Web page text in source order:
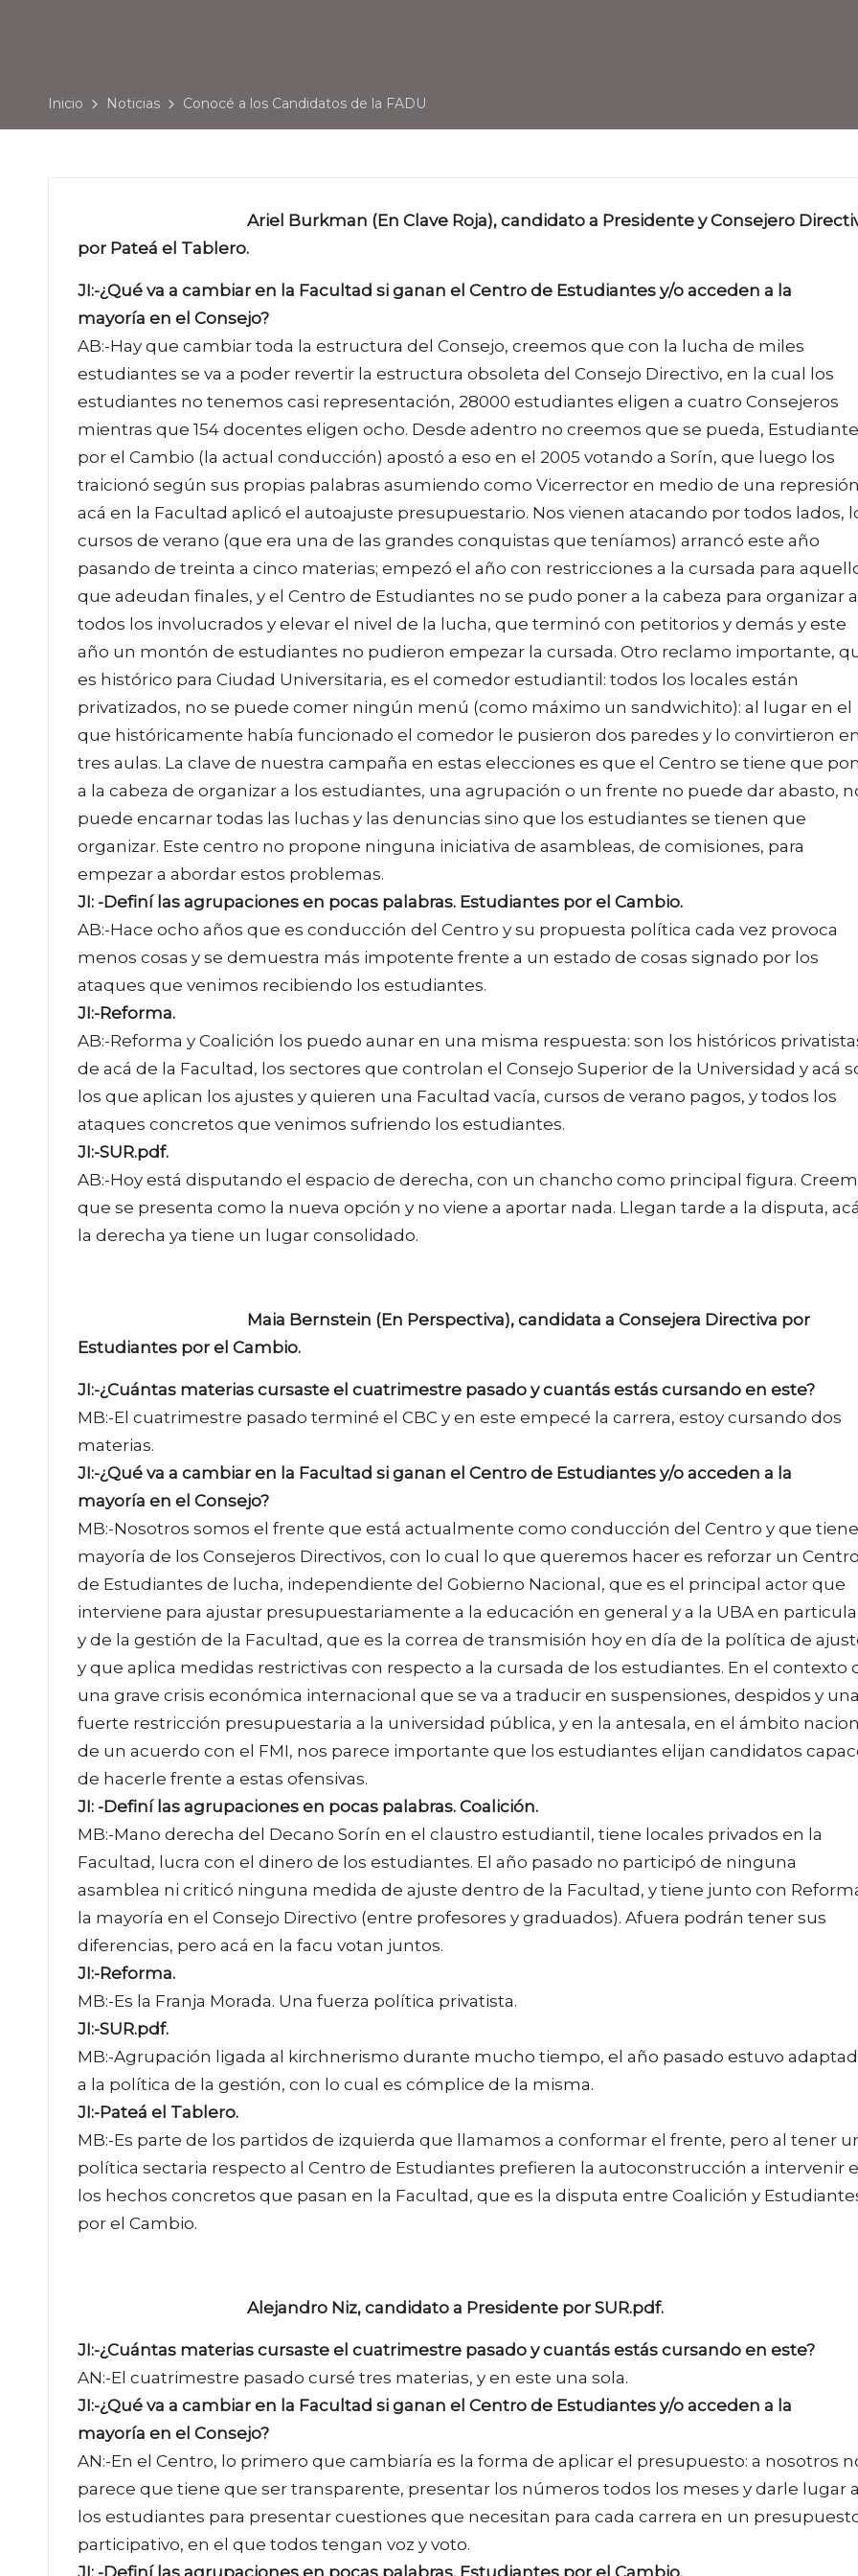
Inicio Noticias Conocé a los Candidatos de la FADU
Ariel Burkman (En Clave Roja), candidato a Presidente y Consejero
por Pateá el Tablero.
JI:-¿Qué va a cambiar en la Facultad si ganan el Centro de Estudiantes y/o acceden a la
mayoría en el Consejo?
AB:-Hay que cambiar toda la estructura del Consejo, creemos que con la lucha de miles
estudiantes se va a poder revertir la estructura obsoleta del Consejo Directivo, en la cual los
estudiantes no tenemos casi representación, 28000 estudiantes eligen a cuatro Consejeros
mientras que 154 docentes eligen ocho. Desde adentro no creemos que se pueda,
por el Cambio (la actual conducción) apostó a eso en el 2005 votando a Sorín, que luego los
traicionó según sus propias palabras asumiendo como Vicerrector en medio de una
acá en la Facultad aplicó el autoajuste presupuestario. Nos vienen atacando por todos lados,
cursos de verano (que era una de las grandes conquistas que teníamos) arrancó este año
pasando de treinta a cinco materias; empezó el año con restricciones a la cursada para
que adeudan finales, y el Centro de Estudiantes no se pudo poner a la cabeza para organizar a
todos los involucrados y elevar el nivel de la lucha, que terminó con petitorios y demás y este
año un montón de estudiantes no pudieron empezar la cursada. Otro reclamo importante,
es histórico para Ciudad Universitaria, es el comedor estudiantil: todos los locales están
privatizados, no se puede comer ningún menú (como máximo un sandwichito): al lugar en el
que históricamente había funcionado el comedor le pusieron dos paredes y lo convirtieron en
tres aulas. La clave de nuestra campaña en estas elecciones es que el Centro se tiene que
a la cabeza de organizar a los estudiantes, una agrupación o un frente no puede dar abasto,
puede encarnar todas las luchas y las denuncias sino que los estudiantes se tienen que
organizar. Este centro no propone ninguna iniciativa de asambleas, de comisiones, para
empezar a abordar estos problemas.
JI: -Definí las agrupaciones en pocas palabras. Estudiantes por el Cambio.
AB:-Hace ocho años que es conducción del Centro y su propuesta política cada vez provoca
menos cosas y se demuestra más impotente frente a un estado de cosas signado por los
ataques que venimos recibiendo los estudiantes.
JI:-Reforma.
AB:-Reforma y Coalición los puedo aunar en una misma respuesta: son los históricos
de acá de la Facultad, los sectores que controlan el Consejo Superior de la Universidad y acá
los que aplican los ajustes y quieren una Facultad vacía, cursos de verano pagos, y todos los
ataques concretos que venimos sufriendo los estudiantes.
JI:-SUR.pdf.
AB:-Hoy está disputando el espacio de derecha, con un chancho como principal figura.
que se presenta como la nueva opción y no viene a aportar nada. Llegan tarde a la disputa, acá
la derecha ya tiene un lugar consolidado.
Maia Bernstein (En Perspectiva), candidata a Consejera Directiva por
Estudiantes por el Cambio.
JI:-¿Cuántas materias cursaste el cuatrimestre pasado y cuantás estás cursando en este?
MB:-El cuatrimestre pasado terminé el CBC y en este empecé la carrera, estoy cursando dos
materias.
JI:-¿Qué va a cambiar en la Facultad si ganan el Centro de Estudiantes y/o acceden a la
mayoría en el Consejo?
MB:-Nosotros somos el frente que está actualmente como conducción del Centro y que
mayoría de los Consejeros Directivos, con lo cual lo que queremos hacer es reforzar un Centro
de Estudiantes de lucha, independiente del Gobierno Nacional, que es el principal actor que
interviene para ajustar presupuestariamente a la educación en general y a la UBA en
y de la gestión de la Facultad, que es la correa de transmisión hoy en día de la política de
y que aplica medidas restrictivas con respecto a la cursada de los estudiantes. En el contexto
una grave crisis económica internacional que se va a traducir en suspensiones, despidos y una
fuerte restricción presupuestaria a la universidad pública, y en la antesala, en el ámbito
de un acuerdo con el FMI, nos parece importante que los estudiantes elijan candidatos
de hacerle frente a estas ofensivas.
JI: -Definí las agrupaciones en pocas palabras. Coalición.
MB:-Mano derecha del Decano Sorín en el claustro estudiantil, tiene locales privados en la
Facultad, lucra con el dinero de los estudiantes. El año pasado no participó de ninguna
asamblea ni criticó ninguna medida de ajuste dentro de la Facultad, y tiene junto con
la mayoría en el Consejo Directivo (entre profesores y graduados). Afuera podrán tener sus
diferencias, pero acá en la facu votan juntos.
JI:-Reforma.
MB:-Es la Franja Morada. Una fuerza política privatista.
JI:-SUR.pdf.
MB:-Agrupación ligada al kirchnerismo durante mucho tiempo, el año pasado estuvo
a la política de la gestión, con lo cual es cómplice de la misma.
JI:-Pateá el Tablero.
MB:-Es parte de los partidos de izquierda que llamamos a conformar el frente, pero al tener
política sectaria respecto al Centro de Estudiantes prefieren la autoconstrucción a intervenir
los hechos concretos que pasan en la Facultad, que es la disputa entre Coalición y
por el Cambio.
Alejandro Niz, candidato a Presidente por SUR.pdf.
JI:-¿Cuántas materias cursaste el cuatrimestre pasado y cuantás estás cursando en este?
AN:-El cuatrimestre pasado cursé tres materias, y en este una sola.
JI:-¿Qué va a cambiar en la Facultad si ganan el Centro de Estudiantes y/o acceden a la
mayoría en el Consejo?
AN:-En el Centro, lo primero que cambiaría es la forma de aplicar el presupuesto: a nosotros
parece que tiene que ser transparente, presentar los números todos los meses y darle lugar a
los estudiantes para presentar cuestiones que necesitan para cada carrera en un
participativo, en el que todos tengan voz y voto.
JI: -Definí las agrupaciones en pocas palabras. Estudiantes por el Cambio.